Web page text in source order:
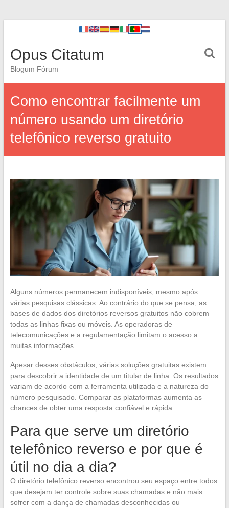
Opus Citatum
Blogum Fórum
Como encontrar facilmente um
número usando um diretório
telefônico reverso gratuito
Alguns números permanecem indisponíveis, mesmo após
várias pesquisas clássicas. Ao contrário do que se pensa, as
bases de dados dos diretórios reversos gratuitos não cobrem
todas as linhas fixas ou móveis. As operadoras de
telecomunicações e a regulamentação limitam o acesso a
muitas informações.
Apesar desses obstáculos, várias soluções gratuitas existem
para descobrir a identidade de um titular de linha. Os resultados
variam de acordo com a ferramenta utilizada e a natureza do
número pesquisado. Comparar as plataformas aumenta as
chances de obter uma resposta confiável e rápida.
Para que serve um diretório
telefônico reverso e por que é
útil no dia a dia?
O diretório telefônico reverso encontrou seu espaço entre todos
que desejam ter controle sobre suas chamadas e não mais
sofrer com a dança de chamadas desconhecidas ou